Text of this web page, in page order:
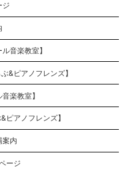
ジ
音楽教室】
&ピアノフレンズ】
楽教室】
ピアノフレンズ】
案内
ージ